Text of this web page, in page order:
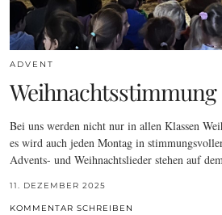
ADVENT
Weihnachtsstimmung
Bei uns werden nicht nur in allen Klassen
es wird auch jeden Montag in
Advents- und Weihnachtslieder stehen auf
11. DEZEMBER 2025
KOMMENTAR SCHREIBEN